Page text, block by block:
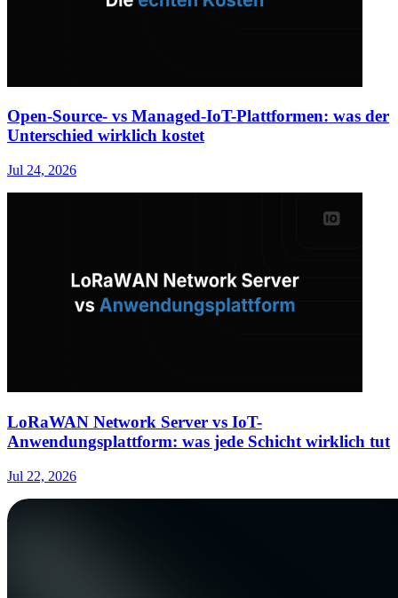
Open-Source- vs Managed-IoT-Plattformen: was der
Unterschied wirklich kostet
Jul 24, 2026
LoRaWAN Network Server vs IoT-
Anwendungsplattform: was jede Schicht wirklich tut
Jul 22, 2026